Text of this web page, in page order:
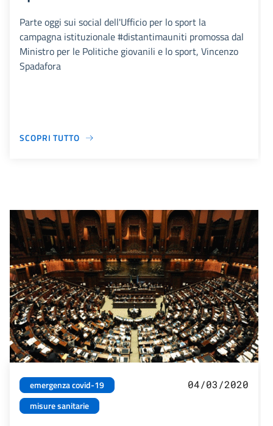
Parte oggi sui social dell'Ufficio per lo sport la
campagna istituzionale #distantimauniti promossa dal
Ministro per le Politiche giovanili e lo sport, Vincenzo
Spadafora
SCOPRI TUTTO
emergenza covid-19
misure sanitarie
04/03/2020